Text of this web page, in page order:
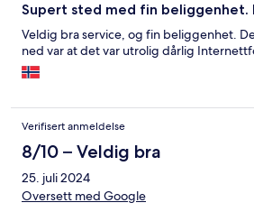
Supert sted med fin
Veldig bra service, og fin beliggenhet.
ned var at det var utrolig dårlig
Verifisert anmeldelse
8/10 – Veldig bra
25. juli 2024
Oversett med Google